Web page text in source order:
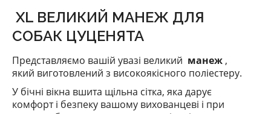
XL ВЕЛИКИЙ МАНЕЖ ДЛЯ
СОБАК ЦУЦЕНЯТА
Представляємо вашій увазі великий манеж ,
який виготовлений з високоякісного поліестеру.
У бічні вікна вшита щільна сітка, яка дарує
комфорт і безпеку вашому вихованцеві і при